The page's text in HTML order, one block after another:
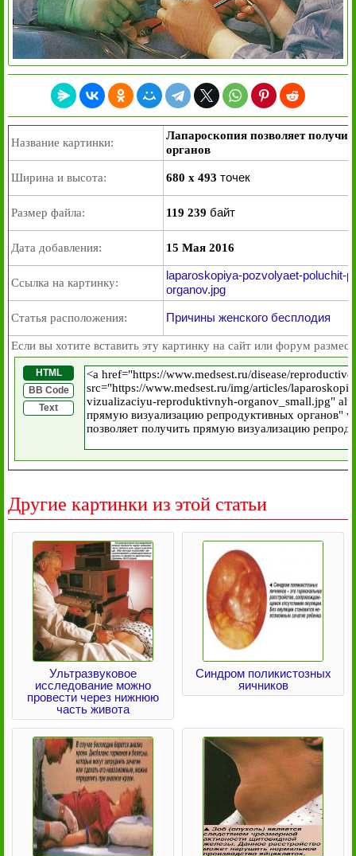
Название картинки:
Лапароскопия позволяет
органов
Ширина и высота: 680 x 493 точек
Размер файла: 119 239 байт
Дата добавления: 15 Мая 2016
Ссылка на картинку:
laparoskopiya-pozvolyaet-poluchit-
organov.jpg
Статья расположения: Причины женского бесплодия
Если вы хотите вставить эту картинку на сайт или форум
HTML
BB Code
Text
Другие картинки из этой статьи
Ультразвуковое
исследование можно
провести через нижнюю
часть живота
Синдром поликистозных
яичников